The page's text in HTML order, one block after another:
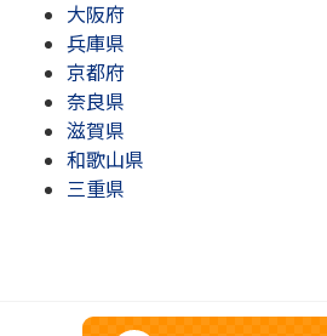
大阪府
兵庫県
京都府
奈良県
滋賀県
和歌山県
三重県